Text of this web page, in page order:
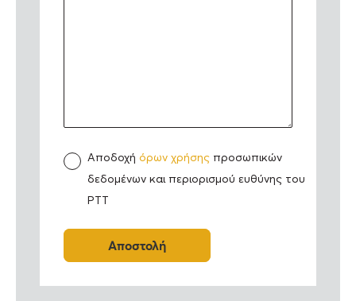
Α
π
ή
ρ
Αποδοχή όρων χρήσης προσωπικών
δεδομένων και περιορισμού ευθύνης του
PTT
Αποστολή